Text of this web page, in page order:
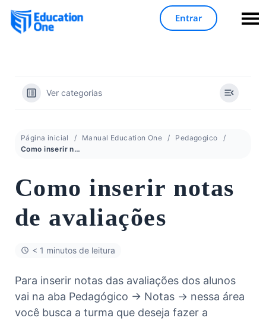
Entrar
Ver categorias
Página inicial Manual Education One
Pedagogico
Como inserir notas de avaliações
Como inserir notas
de avaliações
< 1 minutos de leitura
Para inserir notas das avaliações dos alunos
vai na aba Pedagógico -> Notas -> nessa área
você busca a turma que deseja fazer a